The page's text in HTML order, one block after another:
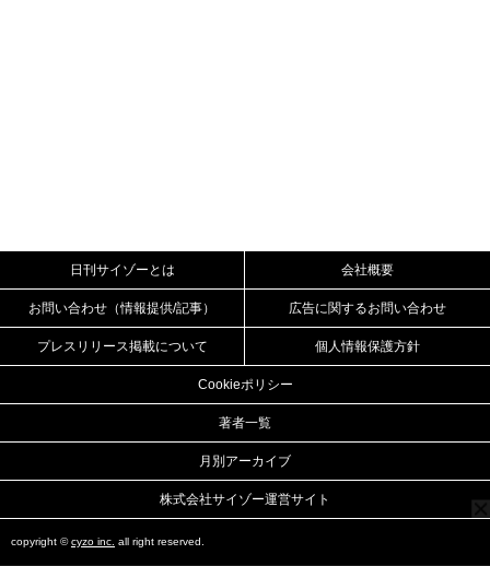
日刊サイゾーとは 会社概要
お問い合わせ（情報提供/記事） 広告に関するお問い合わせ
プレスリリース掲載について 個人情報保護方針
Cookieポリシー
著者一覧
月別アーカイブ
株式会社サイゾー運営サイト
copyright ©cyzo inc. all right reserved.